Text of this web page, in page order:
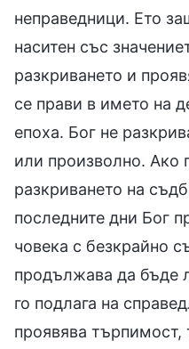
неправедници. Ето
наситен със
разкриването и
се прави в името на
епоха. Бог не
или произволно. Ако
разкриването на
последните дни Бог
човека с безкрайно
продължава да бъде
го подлага на
проявява